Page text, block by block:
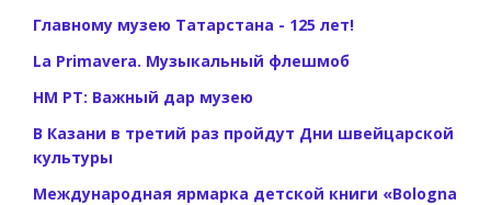
Главному музею Татарстана - 125 лет!
La Primavera. Музыкальный флешмоб
НМ РТ: Важный дар музею
В Казани в третий раз пройдут Дни швейцарской
культуры
Международная ярмарка детской книги «Bologna